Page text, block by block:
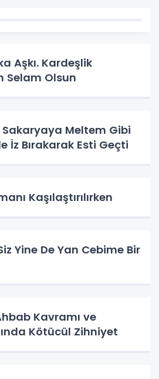
Aşkı. Kardeşlik
Selam Olsun
Meltem Gibi
İz Bırakarak Esti Geçti
Kaşılaştırılırken
Yine De Yan Cebime Bir
Kavramı ve
Kötücül Zihniyet